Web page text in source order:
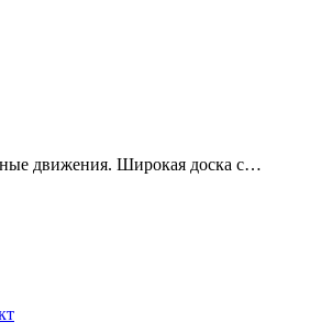
движения. Широкая доска с…